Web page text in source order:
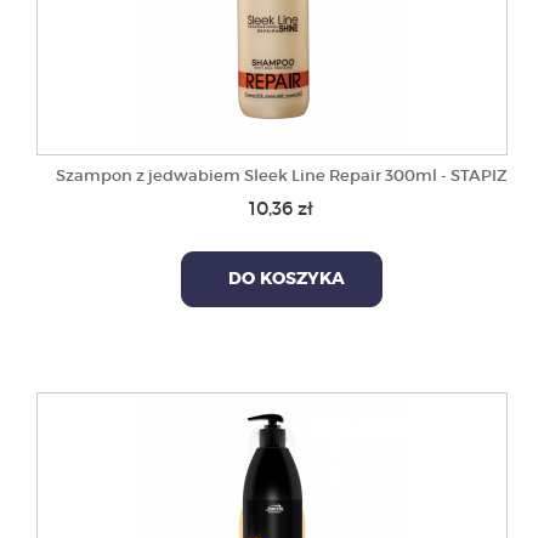
Szampon z jedwabiem Sleek Line Repair 300ml - STAPIZ
10,36 zł
DO KOSZYKA